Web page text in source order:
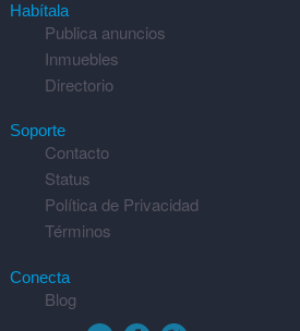
Habítala
Publica anuncios
Inmuebles
Directorio
Soporte
Contacto
Status
Política de Privacidad
Términos
Conecta
Blog